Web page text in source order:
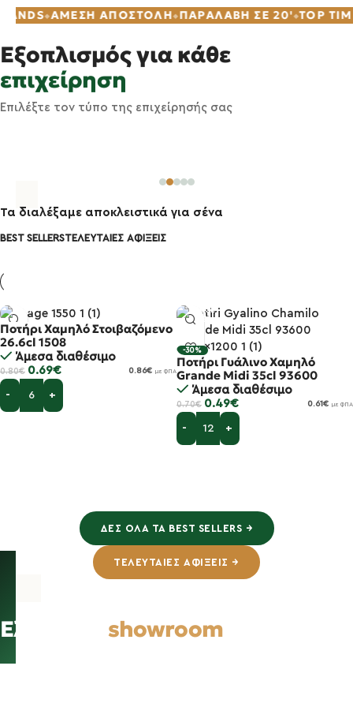
ΠΡΟΪΌΝΤΑ 100+ BRANDS ΆΜΕΣΗ ΑΠΟΣΤΟΛΉ
Εξοπλισμός για κάθε
επιχείρηση
Επιλέξτε τον τύπο της επιχείρησής σας
Εστιατόρια
Πιάτα, ποτήρια, μαχαιροπίρουνα &
Τα διαλέξαμε αποκλειστικά για σένα
BEST SELLERSΤΕΛΕΥΤΑΊΕΣ ΑΦΊΞΕΙΣ
-14%
Ποτήρι Χαμηλό Στοιβαζόμενο
26.6cl 1508
Άμεσα διαθέσιμο
0.80€ 0.69€ 0.86€ με ΦΠΑ
Προσθήκη στο καλάθι
-30%
Ποτήρι Γυάλινο Χαμηλό
Grande Midi 35cl 93600
Άμεσα διαθέσιμο
0.70€ 0.49€ 0.61 € με ΦΠΑ
Προσθήκη στο καλάθι
ΔΕΣ ΌΛΑ ΤΑ BEST SELLERS →
ΤΕΛΕΥΤΑΊΕΣ ΑΦΊΞΕΙΣ →
Ελάτε στο showroom